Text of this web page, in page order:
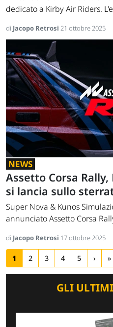
dedicato a Kirby Air Riders.
di Jacopo Retrosi 21 ottobre 2025
NEWS
Assetto Corsa
si lancia sullo
Super Nova & Kunos
annunciato Assetto Corsa
di Jacopo Retrosi 17 ottobre 2025
1 2 3 4 5 › »
GLI